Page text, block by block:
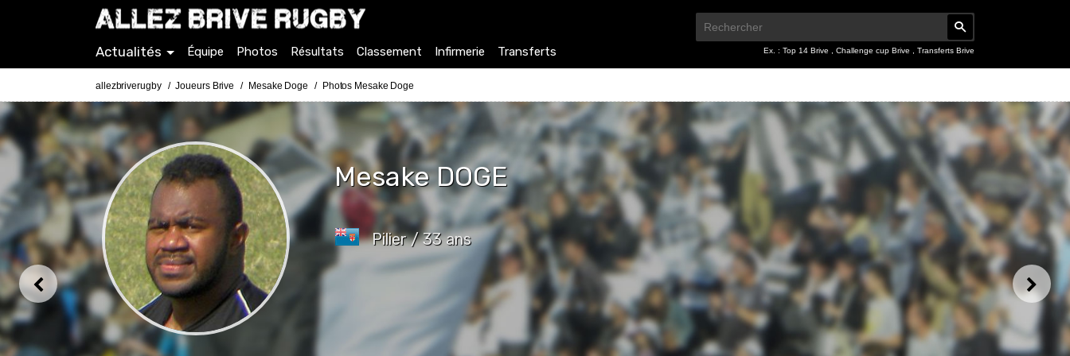
Ex. : Top 14 Brive Challenge cup Brive Transferts Brive
Actualités Équipe Photos Résultats Classement Infirmerie Transferts
allezbriverugby Joueurs Brive Mesake Doge Photos Mesake Doge
MesakeDOGE
Pilier / 33 ans